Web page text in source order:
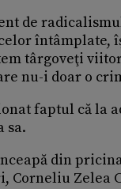
de
întâmplate,
târgoveţi
nu-i doar o
faptul că la
sa.
din
Corneliu Zelea